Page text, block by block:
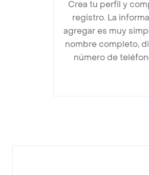
Crea tu perfil y
registro. La
agregar es muy
nombre completo,
número de